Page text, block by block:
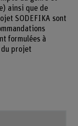
ainsi que de
SODEFIKA sont
formulées à
du projet